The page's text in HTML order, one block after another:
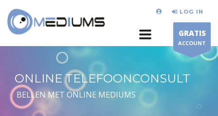
LOG IN
GRATIS
ACCOUNT
ONLINE TELEFOONCONSULT
BELLEN MET ONLINE MEDIUMS